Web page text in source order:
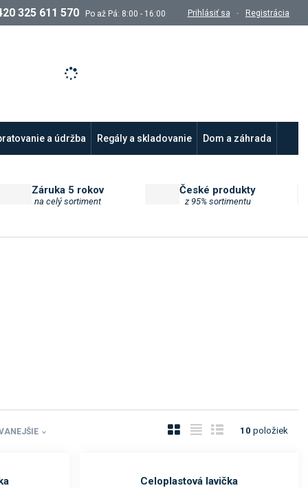
325 611 570 Po až Pá: 8:00 - 16:00 Prihlásiť sa Registrácia
a údržba Regály a skladovanie Dom a záhrada
Záruka 5 rokov
na celý sortiment
České produkty
z 95% sortimentu
á
T
u
d
10 položiek
Celoplastová lavička